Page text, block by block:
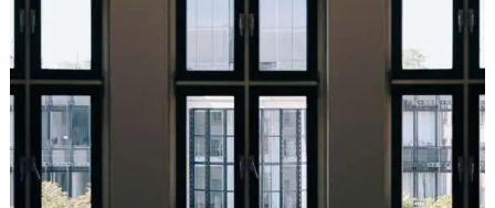
Arbeitsrecht
Öffentliches Recht, Regulierung
Commercial
Kapitalmarktrecht